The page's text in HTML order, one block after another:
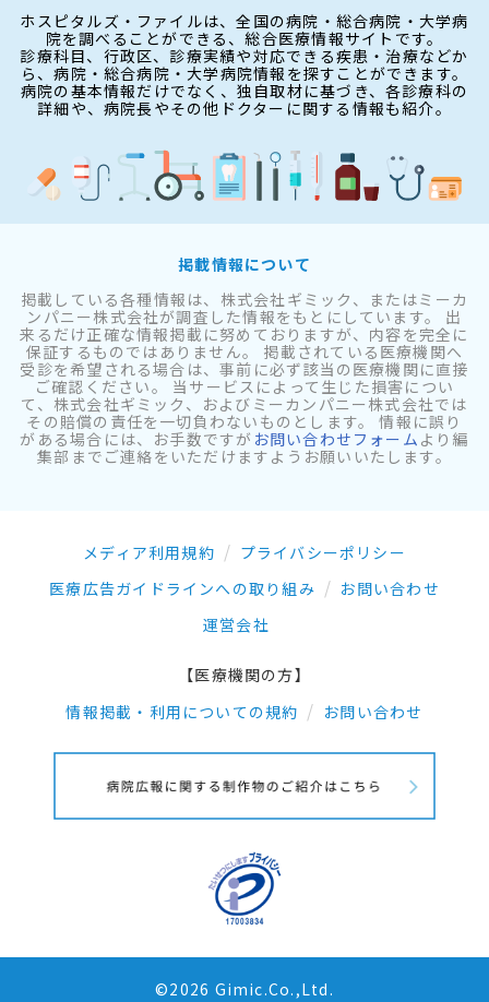
ホスピタルズ・ファイルは、全国の病院・総合病院・大学病
院を調べることができる、総合医療情報サイトです。
診療科目、行政区、診療実績や対応できる疾患・治療などか
ら、病院・総合病院・大学病院情報を探すことができます。
病院の基本情報だけでなく、独自取材に基づき、各診療科の
詳細や、病院長やその他ドクターに関する情報も紹介。
掲載情報について
掲載している各種情報は、株式会社ギミック、またはミーカ
ンパニー株式会社が調査した情報をもとにしています。 出
来るだけ正確な情報掲載に努めておりますが、内容を完全に
保証するものではありません。 掲載されている医療機関へ
受診を希望される場合は、事前に必ず該当の医療機関に直接
ご確認ください。 当サービスによって生じた損害につい
て、株式会社ギミック、およびミーカンパニー株式会社では
その賠償の責任を一切負わないものとします。 情報に誤り
がある場合には、お手数ですが お問い合わせフォーム より編
集部までご連絡をいただけますようお願いいたします。
メディア利用規約
プライバシーポリシー
医療広告ガイドラインへの取り組み
お問い合わせ
運営会社
【医療機関の方】
情報掲載・利用についての規約
お問い合わせ
©2026 Gimic.Co.,Ltd.